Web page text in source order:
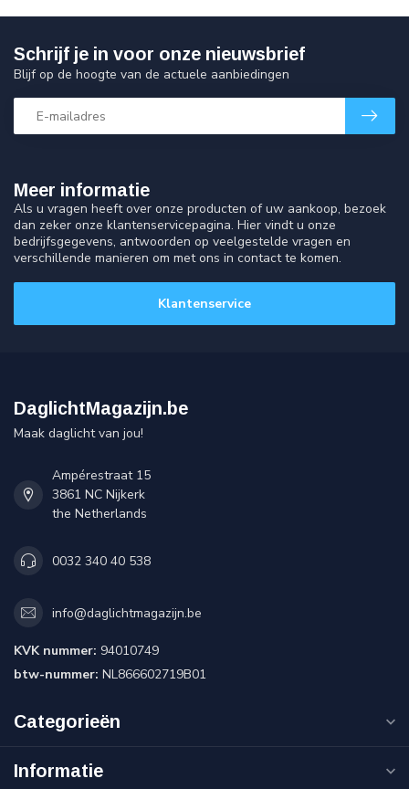
Meer informatie
Als u vragen heeft over onze producten of uw aankoop, bezoek
dan zeker onze klantenservicepagina. Hier vindt u onze
bedrijfsgegevens, antwoorden op veelgestelde vragen en
verschillende manieren om met ons in contact te komen.
Klantenservice
Schrijf je in voor onze nieuwsbrief
Blijf op de hoogte van de actuele aanbiedingen
DaglichtMagazijn.be
Maak daglicht van jou!
Ampérestraat 15
3861 NC Nijkerk
the Netherlands
0032 340 40 538
info@daglichtmagazijn.be
KVK nummer: 94010749
btw-nummer: NL866602719B01
Categorieën
Informatie